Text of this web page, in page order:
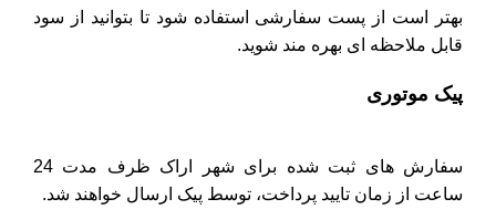
بهتر است از پست سفارشی استفاده شود تا بتوانید از سود
قابل ملاحظه ای بهره مند شوید.
پیک موتوری
سفارش های ثبت شده برای شهر اراک ظرف مدت 24
ساعت از زمان تایید پرداخت، توسط پیک ارسال خواهند شد.